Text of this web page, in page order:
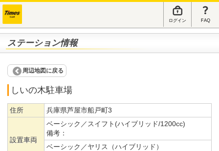
ログイン FAQ
ステーション情報
周辺地図に戻る
しいの木駐車場
住所 兵庫県芦屋市船戸町3
設置車両
ベーシック／スイフト(ハイブリッド/1200cc)
備考：
ベーシック／ヤリス（ハイブリッド）